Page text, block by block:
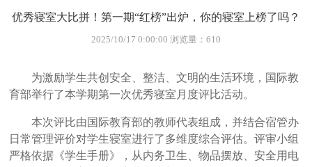
优秀寝室大比拼！第一期“红榜”出炉，你的寝室上榜了吗？
2025/10/17 0:00:00 浏览量：610
为激励学生共创安全、整洁、文明的生活环境，国际教
育部举行了本学期第一次优秀寝室月度评比活动。
本次评比由国际教育部的教师代表组成，并结合宿管办
日常管理评价对学生寝室进行了多维度综合评估。评审小组
严格依据《学生手册》，从内务卫生、物品摆放、安全用电